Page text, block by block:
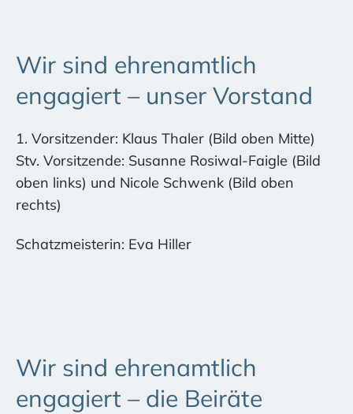
Wir sind ehrenamtlich
engagiert – unser Vorstand
1. Vorsitzender: Klaus Thaler (Bild oben Mitte)
Stv. Vorsitzende: Susanne Rosiwal-Faigle (Bild
oben links) und Nicole Schwenk (Bild oben
rechts)
Schatzmeisterin: Eva Hiller
Wir sind ehrenamtlich
engagiert – die Beiräte